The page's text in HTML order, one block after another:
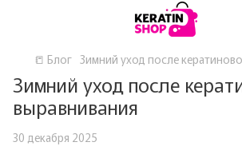
📒 Блог Зимний уход после
Зимний уход после
выравнивания
30 декабря 2025